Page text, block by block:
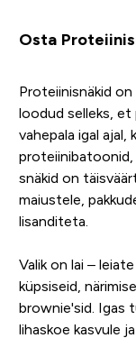
Osta
Proteiinisnäkid
loodud selleks,
vahepala igal ajal,
proteiinibatoonid,
snäkid on
maiustele,
lisanditeta.
Valik on lai –
küpsiseid,
brownie'sid. Igas
lihaskoe kasvule